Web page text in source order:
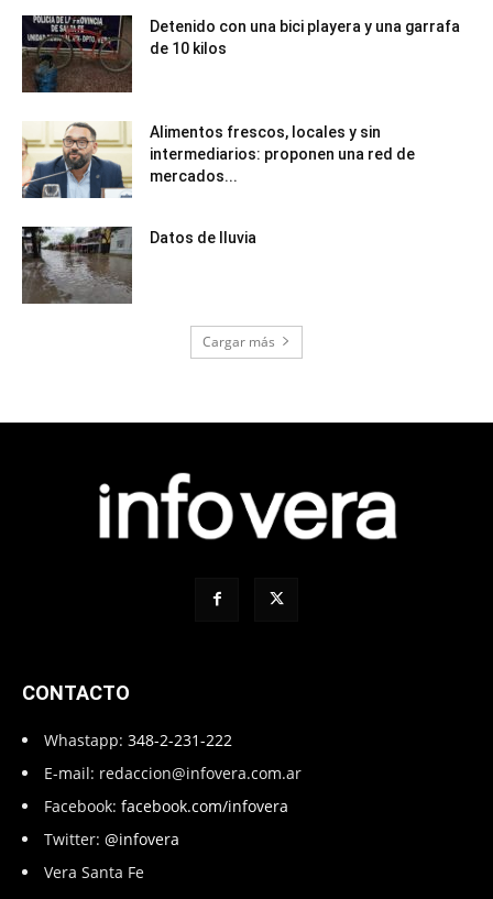
Detenido con una bici playera y una garrafa
de 10 kilos
Alimentos frescos, locales y sin
intermediarios: proponen una red de
mercados...
Datos de lluvia
Cargar más
CONTACTO
Whastapp: 348-2-231-222
E-mail: redaccion@infovera.com.ar
Facebook: facebook.com/infovera
Twitter: @infovera
Vera Santa Fe